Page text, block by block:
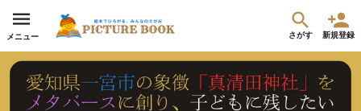
メニュー さがす 新規登録